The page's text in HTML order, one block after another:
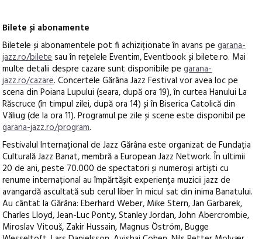
Bilete și abonamente
Biletele și abonamentele pot fi achiziționate în avans pegarana-
jazz.ro/biletesau în rețelele Eventim, Eventbook și bilete.ro. Mai
multe detalii despre cazare sunt disponibile pegarana-
jazz.ro/cazare. Concertele Gărâna Jazz Festival vor avea loc pe
scena din Poiana Lupului (seara, după ora 19), în curtea Hanului La
Răscruce (în timpul zilei, după ora 14) și în Biserica Catolică din
Văliug (de la ora 11). Programul pe zile și scene este disponibil pe
garana-jazz.ro/program.
Festivalul Internațional de Jazz Gărâna este organizat de Fundația
Culturală Jazz Banat, membră a European Jazz Network. În ultimii
20 de ani, peste 70.000 de spectatori și numeroși artiști cu
renume internațional au împărtășit experiența muzicii jazz de
avangardă ascultată sub cerul liber în micul sat din inima Banatului.
Au cântat la Gărâna: Eberhard Weber, Mike Stern, Jan Garbarek,
Charles Lloyd, Jean-Luc Ponty, Stanley Jordan, John Abercrombie,
Miroslav Vitouš, Zakir Hussain, Magnus Öström, Bugge